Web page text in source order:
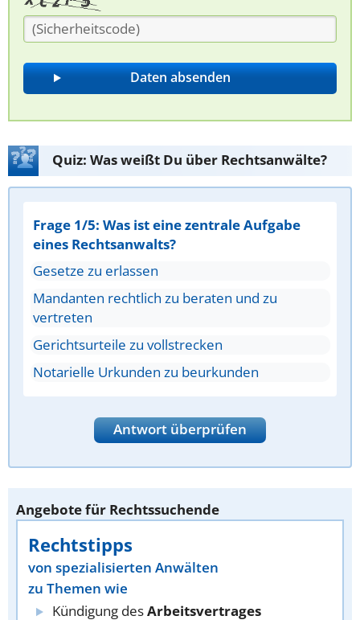
Quiz: Was weißt Du über Rechtsanwälte?
Frage 1/5: Was ist eine zentrale Aufgabe
eines Rechtsanwalts?
Gesetze zu erlassen
Mandanten rechtlich zu beraten und zu
vertreten
Gerichtsurteile zu vollstrecken
Notarielle Urkunden zu beurkunden
Antwort überprüfen
Angebote für Rechtssuchende
Rechtstipps
von spezialisierten Anwälten
zu Themen wie
Kündigung desArbeitsvertrages